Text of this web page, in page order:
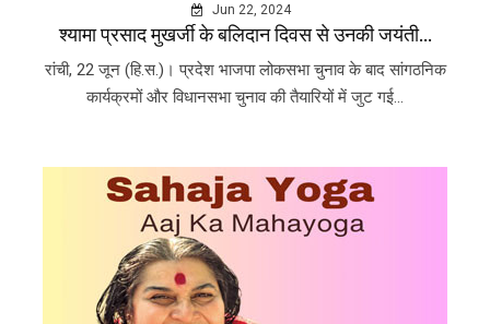
Jun 22, 2024
श्यामा प्रसाद मुखर्जी के बलिदान दिवस से उनकी जयंती...
रांची, 22 जून (हि.स.)। प्रदेश भाजपा लोकसभा चुनाव के बाद सांगठनिक
कार्यक्रमों और विधानसभा चुनाव की तैयारियों में जुट गई...